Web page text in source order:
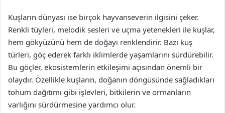
Kuşların dünyası ise birçok hayvanseverin ilgisini çeker.
Renkli tüyleri, melodik sesleri ve uçma yetenekleri ile kuşlar,
hem gökyüzünü hem de doğayı renklendirir. Bazı kuş
türleri, göç ederek farklı iklimlerde yaşamlarını sürdürebilir.
Bu göçler, ekosistemlerin etkileşimi açısından önemli bir
olaydır. Özellikle kuşların, doğanın döngüsünde sağladıkları
tohum dağıtımı gibi işlevleri, bitkilerin ve ormanların
varlığını sürdürmesine yardımcı olur.